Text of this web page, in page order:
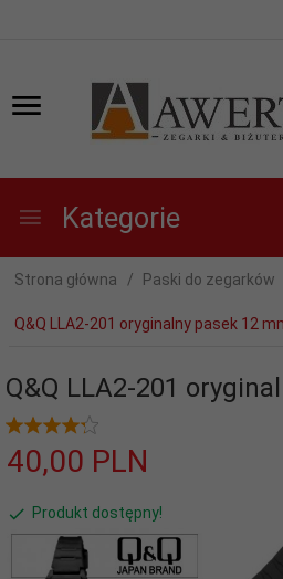
Kategorie
Strona główna Paski do zegarków
Q&Q LLA2-201 oryginalny pasek 12
Q&Q LLA2-201
40,00 PLN
Produkt dostępny!